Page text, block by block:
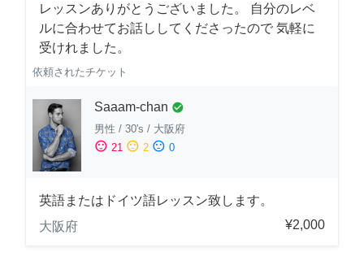
レッスンありがとうございました。 自分のレベ
ルに合わせてお話ししてくださったので 気軽に
受けれました。
依頼されたチケット
Saaam-chan check_circle
男性 / 30's / 大阪府
sentiment_satisfied 21 sentiment_neutral 2 sentiment_dissatisfied 0
英語またはドイツ語レッスン致します。
大阪府
¥2,000